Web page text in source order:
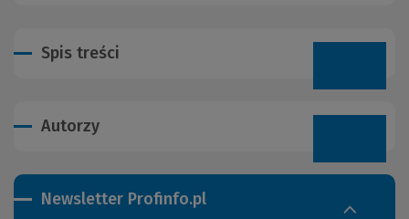
Spis treści
Autorzy
Newsletter Profinfo.pl